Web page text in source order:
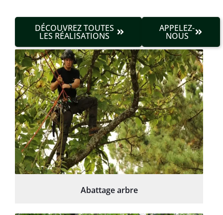
DÉCOUVREZ TOUTES
LES RÉALISATIONS
APPELEZ-
NOUS
Abattage arbre